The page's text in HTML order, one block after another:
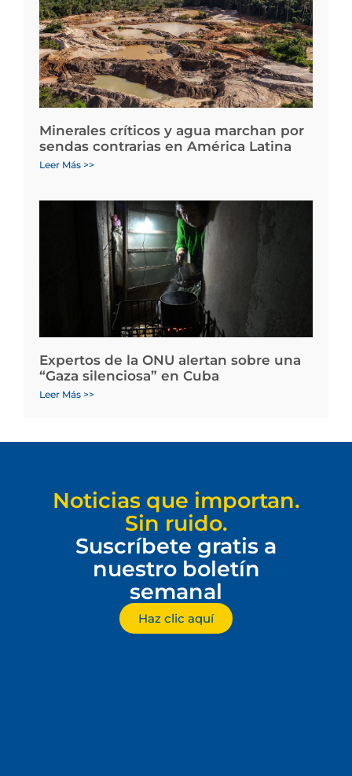
Minerales críticos y agua marchan por
sendas contrarias en América Latina
Leer Más >>
Expertos de la ONU alertan sobre una
“Gaza silenciosa” en Cuba
Leer Más >>
Noticias que importan.
Sin ruido.
Suscríbete gratis a
nuestro boletín
semanal
Haz clic aquí